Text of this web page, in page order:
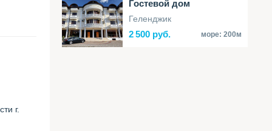
г.
Гостевой дом
Геленджик
2500 руб. море: 200м